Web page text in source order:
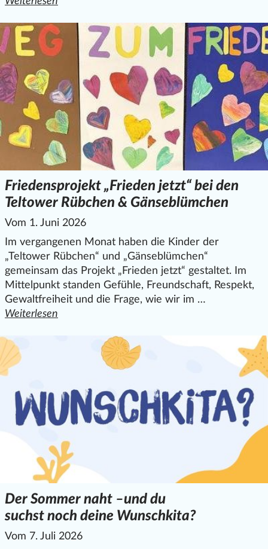
Friedensprojekt „Frieden jetzt“ bei den
Teltower Rübchen & Gänseblümchen
Vom 1. Juni 2026
Im vergangenen Monat haben die Kinder der
„Teltower Rübchen“ und „Gänseblümchen“
gemeinsam das Projekt „Frieden jetzt“ gestaltet. Im
Mittelpunkt standen Gefühle, Freundschaft, Respekt,
Gewaltfreiheit und die Frage, wie wir im …
Weiterlesen
den ganzen Artikel "Friedensprojekt „Frieden jetzt“ bei
Der Sommer naht –und du
suchst noch deine Wunschkita?
Vom 7. Juli 2026